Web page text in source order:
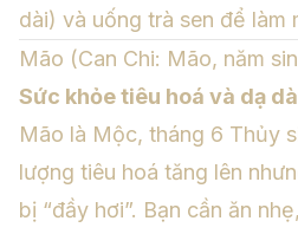
dài) và uống trà sen để làm
Mão (Can Chi: Mão, năm
Sức khỏe tiêu hoá và dạ
Mão là Mộc, tháng 6 Thủy
lượng tiêu hoá tăng lên
bị “đầy hơi”. Bạn cần ăn